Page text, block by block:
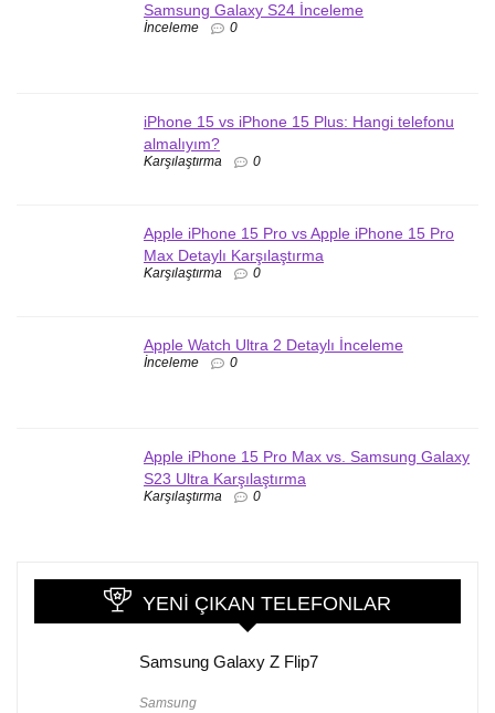
Samsung Galaxy S24 İnceleme
İnceleme 0
iPhone 15 vs iPhone 15 Plus: Hangi telefonu
almalıyım?
Karşılaştırma 0
Apple iPhone 15 Pro vs Apple iPhone 15 Pro
Max Detaylı Karşılaştırma
Karşılaştırma 0
Apple Watch Ultra 2 Detaylı İnceleme
İnceleme 0
Apple iPhone 15 Pro Max vs. Samsung Galaxy
S23 Ultra Karşılaştırma
Karşılaştırma 0
YENI ÇIKAN TELEFONLAR
Samsung Galaxy Z Flip7
Samsung